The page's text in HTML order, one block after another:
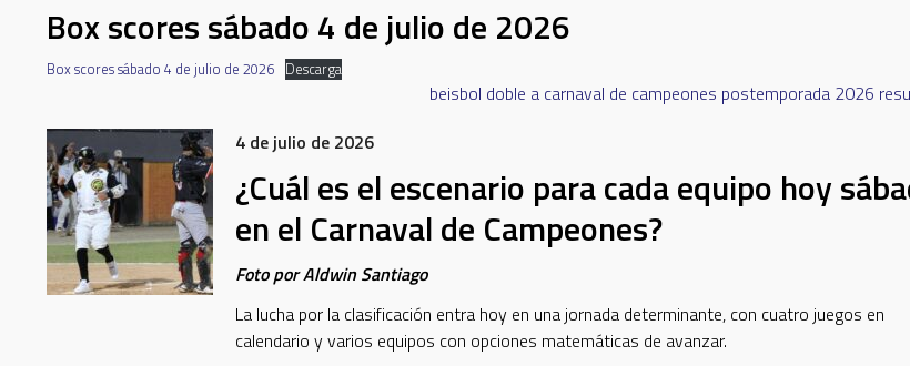
Box scores sábado 4 de julio de 2026
Box scores sábado 4 de julio de 2026 Descarga
beisbol doble a carnaval de campeones postemporada 2026
4 de julio de 2026
¿Cuál es el escenario para cada equipo hoy
en el Carnaval de Campeones?
Foto por Aldwin Santiago
La lucha por la clasificación entra hoy en una jornada determinante, con cuatro juegos en
calendario y varios equipos con opciones matemáticas de avanzar.